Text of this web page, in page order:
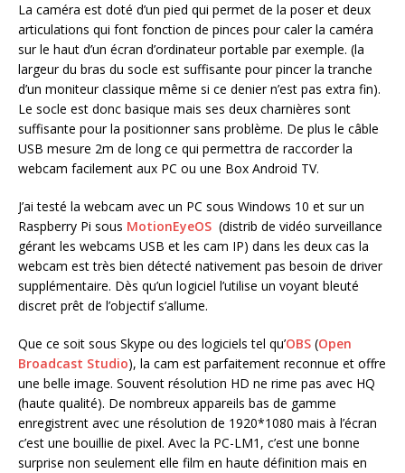
La caméra est doté d’un pied qui permet de la poser et deux
articulations qui font fonction de pinces pour caler la caméra
sur le haut d’un écran d’ordinateur portable par exemple. (la
largeur du bras du socle est suffisante pour pincer la tranche
d’un moniteur classique même si ce denier n’est pas extra fin).
Le socle est donc basique mais ses deux charnières sont
suffisante pour la positionner sans problème. De plus le câble
USB mesure 2m de long ce qui permettra de raccorder la
webcam facilement aux PC ou une Box Android TV.
J’ai testé la webcam avec un PC sous Windows 10 et sur un
Raspberry Pi sous MotionEyeOS (distrib de vidéo surveillance
gérant les webcams USB et les cam IP) dans les deux cas la
webcam est très bien détecté nativement pas besoin de driver
supplémentaire. Dès qu’un logiciel l’utilise un voyant bleuté
discret prêt de l’objectif s’allume.
Que ce soit sous Skype ou des logiciels tel qu’OBS (Open
Broadcast Studio), la cam est parfaitement reconnue et offre
une belle image. Souvent résolution HD ne rime pas avec HQ
(haute qualité). De nombreux appareils bas de gamme
enregistrent avec une résolution de 1920*1080 mais à l’écran
c’est une bouillie de pixel. Avec la PC-LM1, c’est une bonne
surprise non seulement elle film en haute définition mais en